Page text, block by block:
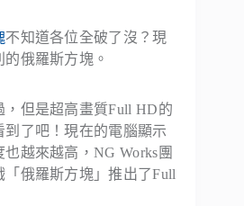
不知道各位全破了沒？現
俄羅斯方塊。
但是超高畫質Full HD的
了吧！現在的電腦顯示
越來越高，NG Works團
「俄羅斯方塊」推出了Full